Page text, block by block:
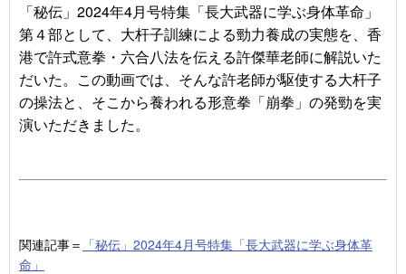
「秘伝」2024年4月号特集「長大武器に学ぶ身体革命」
第４部として、大杆子訓練による勁力養成の実態を、香
港で許式意拳・六合八法を伝える許傑華老師に解説いた
だいた。この動画では、そんな許老師が駆使する大杆子
の操法と、そこから養われる形意拳「崩拳」の発勁を実
演いただきました。
関連記事＝ 「秘伝」2024年4月号特集「長大武器に学ぶ身体革
命」